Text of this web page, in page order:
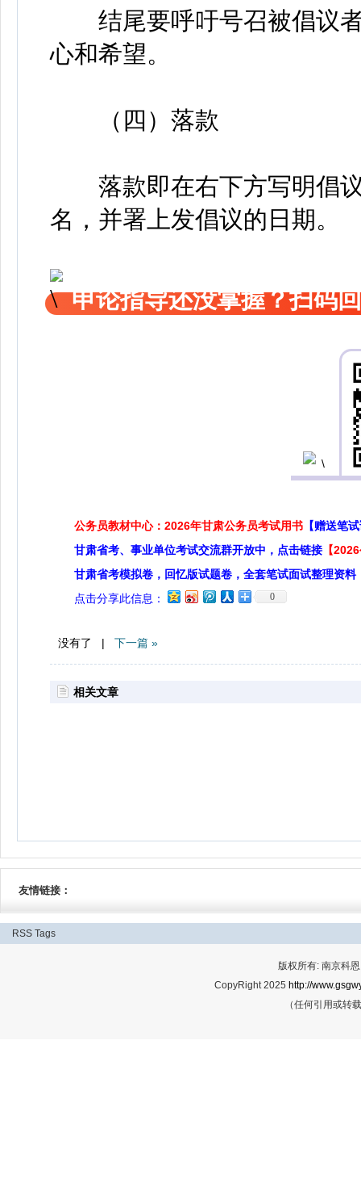
结尾要呼吁号召被倡议者
心和希望。
（四）落款
落款即在右下方写明倡议
名，并署上发倡议的日期。
申论指导还没掌握？扫码
公务员教材中心：2026年甘肃公务员考试用书 【赠送笔
甘肃省考、事业单位考试交流群开放中，点击链接 【
甘肃省考模拟卷，回忆版试题卷，全套笔试面试整理资料
点击分享此信息：
0
没有了 | 下一篇 »
相关文章
友情链接：
RSS Tags
版权所有: 南京科
CopyRight 2025 http://
（任何引用或转